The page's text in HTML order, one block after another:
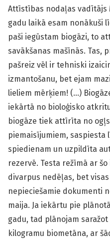
Attīstības nodaļas vadītājs
gadu laikā esam nonākuši
paši iegūstam biogāzi, to
savākšanas mašīnās. Tas,
pašreiz vēl ir tehniski
izmantošanu, bet ejam
lieliem mērķiem! (…)
iekārtā no bioloģisko
biogāze tiek attīrīta no
piemaisījumiem, saspiesta
spiedienam un uzpildīta
rezervē. Testa režīmā ar
divarpus nedēļas, bet
nepieciešamie dokumenti
maija. Ja iekārtu pie
gadu, tad plānojam
kilogramu biometāna, ar